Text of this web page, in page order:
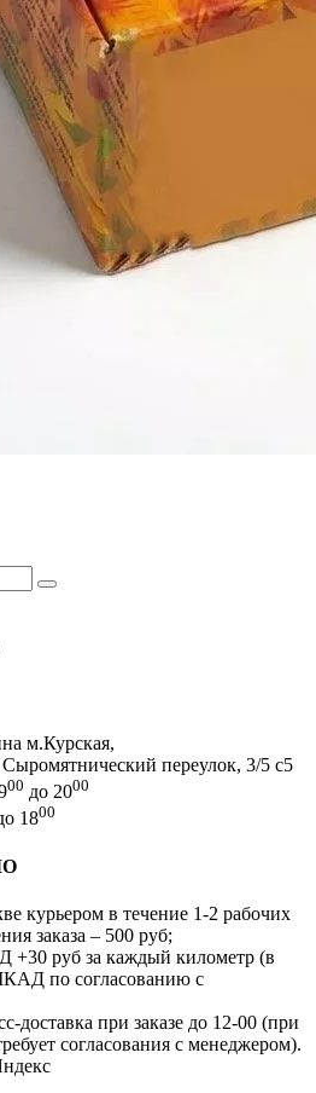
м.Курская,
переулок, 3/5 с5
00 до 2000
1800
курьером в течение 1-2 рабочих
заказа – 500 руб;
+30 руб за каждый километр (в
по согласованию с
доставка при заказе до 12-00 (при
согласования с менеджером).